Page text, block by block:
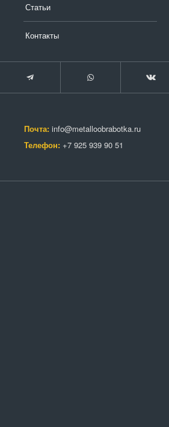
Статьи
Контакты
Почта: info@metalloobrabotka.ru
Телефон: +7 925 939 90 51